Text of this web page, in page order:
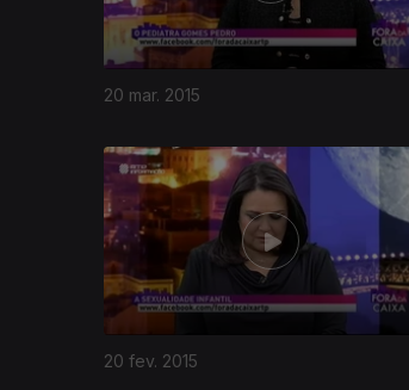
20 mar. 2015
20 fev. 2015